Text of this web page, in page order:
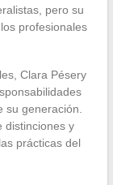
pero su
profesionales
Clara Pésery
su generación.
distinciones y
prácticas del